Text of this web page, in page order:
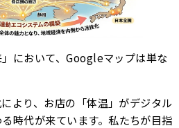
において、Googleマップは単な
より、お店の「体温」がデジタル
時代が来ています。私たちが目指